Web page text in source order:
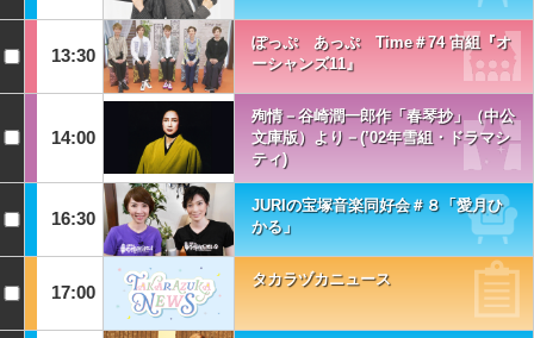
13:30
ぽっぷ あっぷ Time＃74 宙組『オ
ーシャンズ11』
14:00
殉情－谷崎潤一郎作「春琴抄」（中公
文庫版）より－(’02年雪組・ドラマシ
ティ)
16:30
JURIの宝塚音楽同好会＃８「愛月ひ
かる」
17:00
タカラヅカニュース